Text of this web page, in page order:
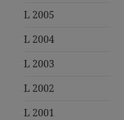
L 2005
L 2004
L 2003
L 2002
L 2001